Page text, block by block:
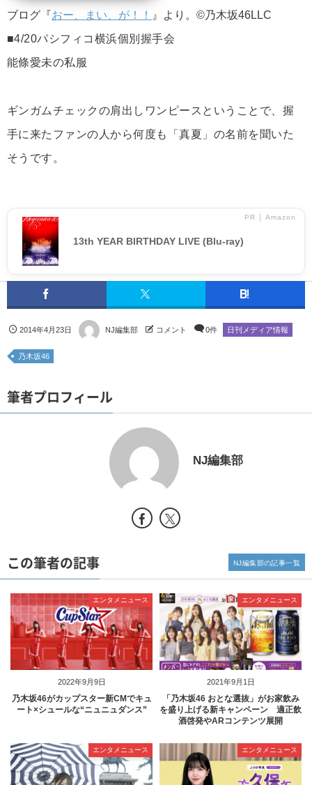
ブログ『おー、まい、が！！
』より。©乃木坂46LLC
■4/20パシフィコ横浜個別握手会
能條愛未の私服
ギンガムチェックの肩出しワンピースということで、握
手に来たファンの人から何度も「真夏」の名前を聞いた
そうです。
PR │ Amazon
13th YEAR BIRTHDAY LIVE (Blu-ray)
2014年4月23日 NJ編集部 コメント 0件 日刊メディア情報
乃木坂46
筆者プロフィール
NJ編集部
この筆者の記事
2022年9月9日
エンタメニュース
乃木坂46がカップスター新CMでキュ
ート×シュールな“ニュニュダンス”
2021年9月1日
エンタメニュース
「乃木坂46 おとな選抜」がお家飲み
を盛り上げる新キャンペーン 適正飲
酒啓発やARコンテンツ展開
エンタメニュース エンタメニュース
NJ編集部の記事一覧